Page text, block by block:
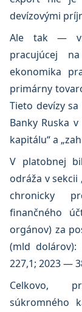
devízovými
Ale tak — v
pracujúcej
ekonomika
primárny
Tieto devízy
Banky Ruska
kapitálu“ a
V platobnej
odráža v sekcii
chronicky
finančného
orgánov) za
(mld
227,1; 2023 —
Celkovo,
súkromného